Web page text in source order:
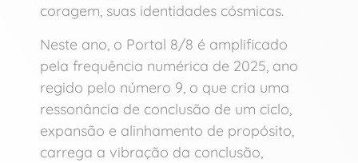
coragem, suas identidades cósmicas.
Neste ano, o Portal 8/8 é amplificado
pela frequência numérica de 2025, ano
regido pelo número 9, o que cria uma
ressonância de conclusão de um ciclo,
expansão e alinhamento de propósito,
carrega a vibração da conclusão,